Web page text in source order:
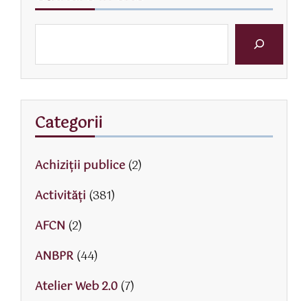
Categorii
Achiziții publice(2)
Activităţi (381)
AFCN (2)
ANBPR(44)
Atelier Web 2.0(7)